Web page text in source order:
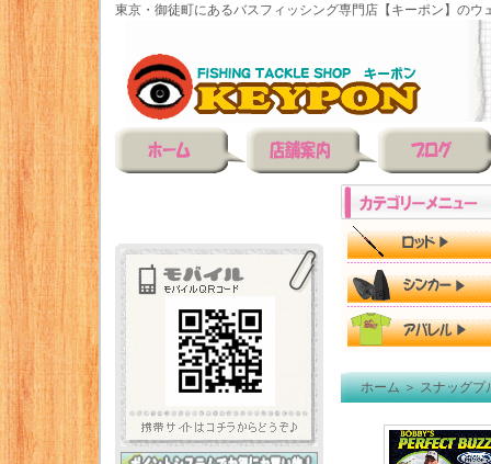
東京・御徒町にあるバスフィッシング専門店【キーポン】のウ
ホーム＞スナッグプ